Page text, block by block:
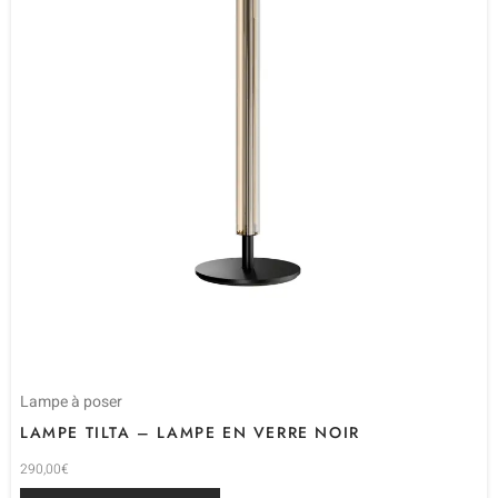
Lampe à poser
LAMPE TILTA – LAMPE EN VERRE NOIR
290,00€